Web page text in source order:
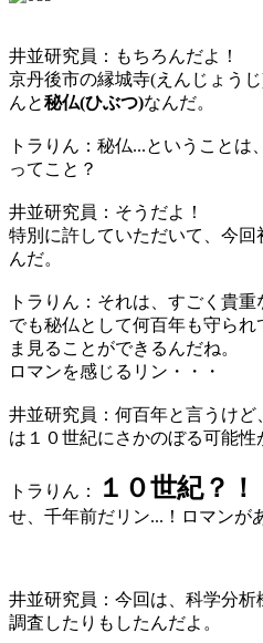
井並研究員：もちろんだよ！
京丹後市の縁城寺(えんじょう
んと秘仏(ひぶつ)なんだ。
トラりん：秘仏...ということ
ってこと？
井並研究員：そうだよ！
特別に許していただいて、今
んだ。
トラりん：それは、すごく貴重
でも秘仏として何百年も守ら
ま見ることができるんだね。
ロマンを感じるリン・・・
井並研究員：何百年と言うけ
は１０世紀にさかのぼる可能性
トラりん： １０世紀？！
せ、千年前だリン...！ロマンが
井並研究員：今回は、科学分
調査したりもしたんだよ。